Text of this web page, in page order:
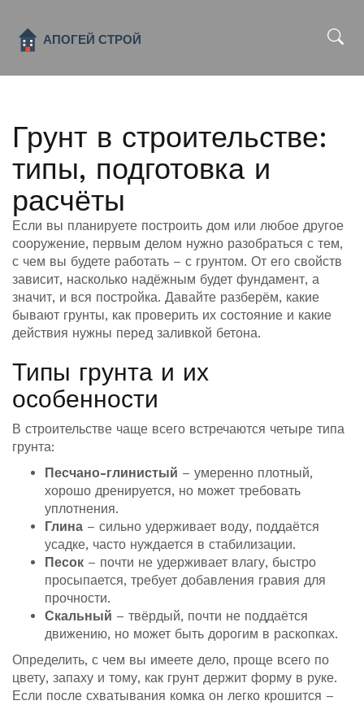
Грунт в строительстве:
типы, подготовка и
расчёты
Если вы планируете построить дом или любое другое
сооружение, первым делом нужно разобраться с тем,
с чем вы будете работать – с грунтом. От его свойств
зависит, насколько надёжным будет фундамент, а
значит, и вся постройка. Давайте разберём, какие
бывают грунты, как проверить их состояние и какие
действия нужны перед заливкой бетона.
Типы грунта и их
особенности
В строительстве чаще всего встречаются четыре типа
грунта:
Песчано-глинистый – умеренно плотный,
хорошо дренируется, но может требовать
уплотнения.
Глина – сильно удерживает воду, поддаётся
усадке, часто нуждается в стабилизации.
Песок – почти не удерживает влагу, быстро
просыпается, требует добавления гравия для
прочности.
Скальный – твёрдый, почти не поддаётся
движению, но может быть дорогим в раскопках.
Определить, с чем вы имеете дело, проще всего по
цвету, запаху и тому, как грунт держит форму в руке.
Если после схватывания комка он легко крошится –